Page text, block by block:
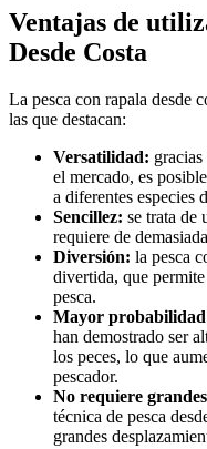
Ventajas de
Desde Costa
La pesca con rapala desde
las que destacan:
Versatilidad:
el mercado, es
a diferentes especies
Sencillez: se trata de
requiere de
Diversión: la pesca
divertida, que
pesca.
Mayor probabilidad
han demostrado ser
los peces, lo que
pescador.
No requiere
técnica de pesca
grandes